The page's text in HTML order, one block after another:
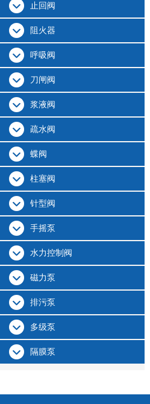
止回阀
阻火器
呼吸阀
刀闸阀
浆液阀
疏水阀
蝶阀
柱塞阀
针型阀
手摇泵
水力控制阀
磁力泵
排污泵
多级泵
隔膜泵